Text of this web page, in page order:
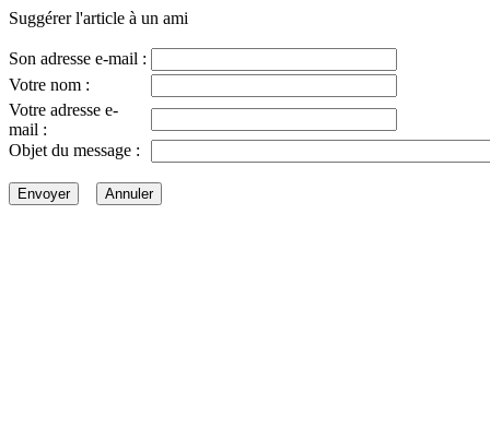
Suggérer l'article à un ami
Son adresse e-mail :
Votre nom :
Votre adresse e-
mail :
Objet du message :